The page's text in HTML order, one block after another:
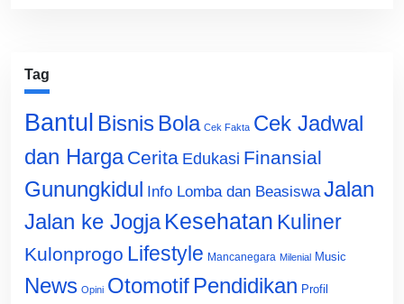
Tag
Bantul Bisnis Bola Cek Fakta Cek Jadwal
dan Harga Cerita Edukasi Finansial
Gunungkidul Info Lomba dan Beasiswa Jalan
Jalan ke Jogja Kesehatan Kuliner
Kulonprogo Lifestyle Mancanegara Milenial Music
News Opini Otomotif Pendidikan Profil